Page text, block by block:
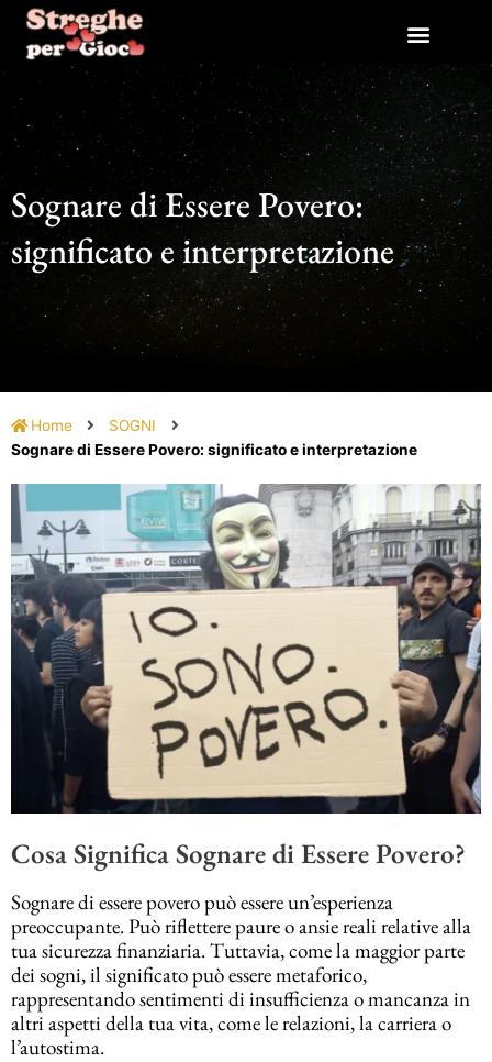
contenuto
Sognare di Essere Povero:
significato e interpretazione
Home
SOGNI
Sognare di Essere Povero: significato e interpretazione
Cosa Significa Sognare di Essere Povero?
Sognare di essere povero può essere un’esperienza
preoccupante. Può riflettere paure o ansie reali relative alla
tua sicurezza finanziaria. Tuttavia, come la maggior parte
dei sogni, il significato può essere metaforico,
rappresentando sentimenti di insufficienza o mancanza in
altri aspetti della tua vita, come le relazioni, la carriera o
l’autostima.